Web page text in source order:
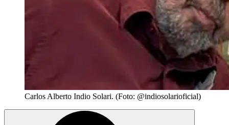
Carlos Alberto Indio Solari. (Foto: @indiosolarioficial)